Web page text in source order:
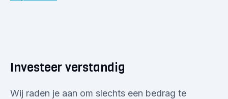
Investeer verstandig
Wij raden je aan om slechts een bedrag te